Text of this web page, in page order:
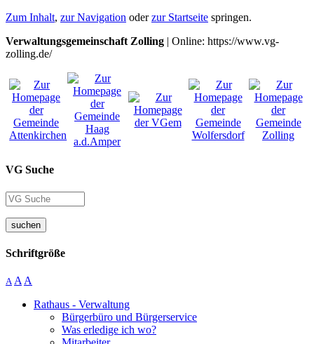
Zum Inhalt, zur Navigation oderzur Startseite springen.
Verwaltungsgemeinschaft Zolling | Online: https://www.vg-
zolling.de/
VG Suche
suchen
Schriftgröße
A A A
Rathaus - Verwaltung
Bürgerbüro und Bürgerservice
Was erledige ich wo?